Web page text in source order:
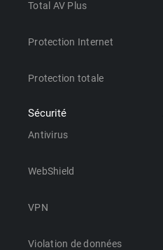
Total AV Plus
Protection Internet
Protection totale
Sécurité
Antivirus
WebShield
VPN
Violation de données